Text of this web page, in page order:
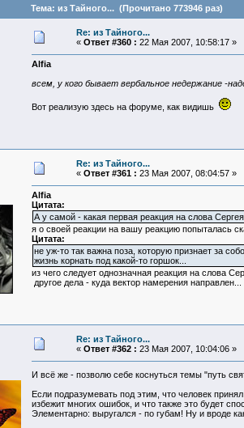
Тема: из Тайного... (Прочитано 773946 раз)
Re: из Тайного...
« Ответ #360 : 22 Мая 2007, 10:58:17 »
Alfia
всем, у кого бывает вербальное недержание -
Вот реализую здесь на форуме, как видишь
Re: из Тайного...
« Ответ #361 : 23 Мая 2007, 08:04:57 »
Alfia
Цитата:
А у самой - какая первая реакция на слова
я о своей реакции на вашу реакцию попыталась
Цитата:
не уж-то так важна поза, которую признает за
жизнь корнать под какой-то горшок...
из чего следует однозначная реакция на слова
другое дела - куда вектор намерения
Re: из Тайного...
« Ответ #362 : 23 Мая 2007, 10:04:06 »
И всё же - позволю себе коснуться темы "путь
Если подразумевать под этим, что человек
избежит многих ошибок, и что также это будет
Элементарно: выругался - по губам! Ну и вроде